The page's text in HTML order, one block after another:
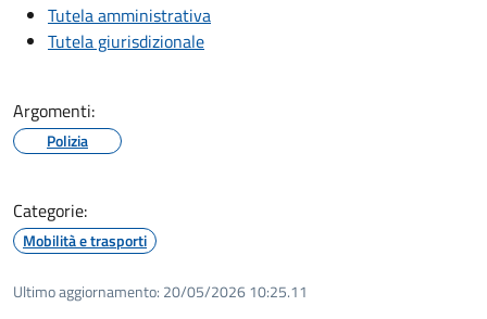
Tutela amministrativa
Tutela giurisdizionale
Argomenti:
Polizia
Categorie:
Mobilità e trasporti
Ultimo aggiornamento: 20/05/2026 10:25.11